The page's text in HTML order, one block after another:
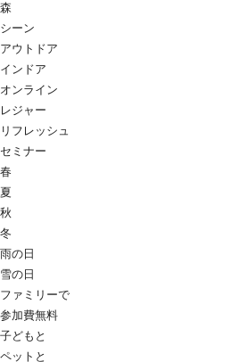
森
シーン
アウトドア
インドア
オンライン
レジャー
リフレッシュ
セミナー
春
夏
秋
冬
雨の日
雪の日
ファミリーで
参加費無料
子どもと
ペットと